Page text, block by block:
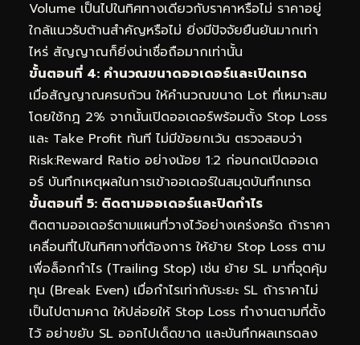
Volume เป็นไปในทิศทางเดียวกับราคาหรือไม่ ราคาอยู่
ใกล้แนวรับต้านสำคัญหรือไม่ ยิ่งมีปัจจัยยืนยันมากเท่า
ไหร่ สัญญาณก็ยิ่งน่าเชื่อถือมากเท่านั้น
ขั้นตอนที่ 4: คำนวณขนาดออเดอร์และเปิดเทรด
เมื่อสัญญาณครบถ้วน ให้คำนวณขนาด Lot ที่เหมาะสม
โดยใช้กฎ 2% จากนั้นเปิดออเดอร์พร้อมตั้ง Stop Loss
และ Take Profit ทันที ไม่มีข้อยกเว้น ตรวจสอบว่า
Risk:Reward Ratio อย่างน้อย 1:2 ก่อนกดเปิดออเด
อร์ บันทึกเหตุผลในการเข้าออเดอร์ในสมุดบันทึกเทรด
ขั้นตอนที่ 5: ติดตามออเดอร์และปิดกำไร
ติดตามออเดอร์ตามแผนที่วางไว้อย่างเคร่งครัด ถ้าราคา
เคลื่อนที่ไปในทิศทางที่ต้องการ ให้ย้าย Stop Loss ตาม
เพื่อล็อกกำไร (Trailing Stop) เช่น ย้าย SL มาที่จุดคุ้ม
ทุน (Break Even) เมื่อกำไรเท่ากับระยะ SL ถ้าราคาไม่
เป็นไปตามคาด ให้ปล่อยให้ Stop Loss ทำงานตามที่ตั้ง
ไว้ อย่าขยับ SL ออกไปเด็ดขาด และบันทึกผลเทรดลง